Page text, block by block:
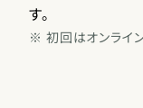
す。
※ 初回はオンライ